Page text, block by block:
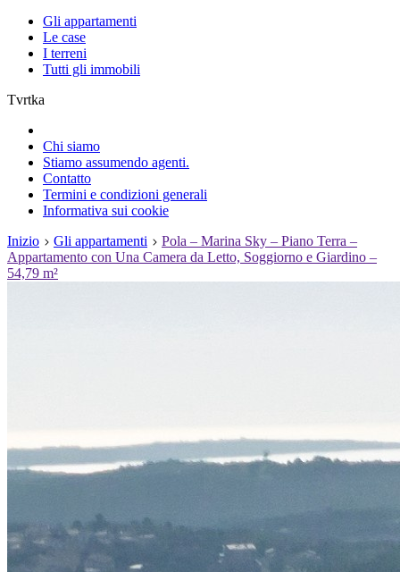
Gli appartamenti
Le case
I terreni
Tutti gli immobili
Tvrtka
Chi siamo
Stiamo assumendo agenti.
Contatto
Termini e condizioni generali
Informativa sui cookie
Inizio
Gli appartamenti
Pola – Marina Sky – Piano Terra –
Appartamento con Una Camera da Letto, Soggiorno e Giardino –
54,79 m²